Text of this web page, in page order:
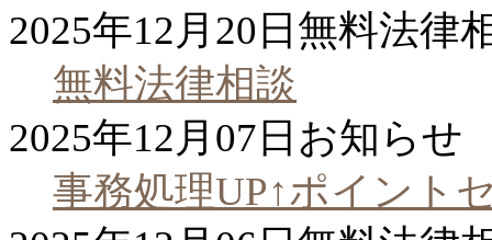
2025年12月20日 無料法律
無料法律相談
2025年12月07日 お知らせ
事務処理UP↑ポイント